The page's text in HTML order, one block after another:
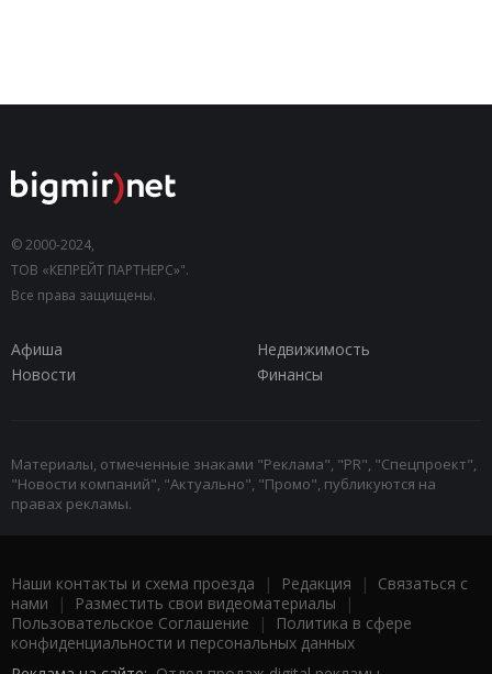
© 2000-2024,
ТОВ «КЕПРЕЙТ ПАРТНЕРС»".
Все права защищены.
Афиша
Недвижимость
Новости
Финансы
Материалы, отмеченные знаками "Реклама", "PR", "Спецпроект",
"Новости компаний", "Актуально", "Промо", публикуются на
правах рекламы.
Наши контакты и схема проезда | Редакция | Связаться с
нами | Разместить свои видеоматериалы |
Пользовательское Соглашение |
Политика в сфере
конфиденциальности и персональных данных